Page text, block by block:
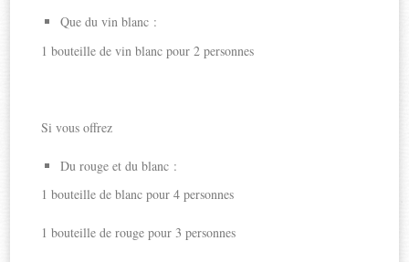
Que du vin blanc :
1 bouteille de vin blanc pour 2 personnes
Si vous offrez
Du rouge et du blanc :
1 bouteille de blanc pour 4 personnes
1 bouteille de rouge pour 3 personnes